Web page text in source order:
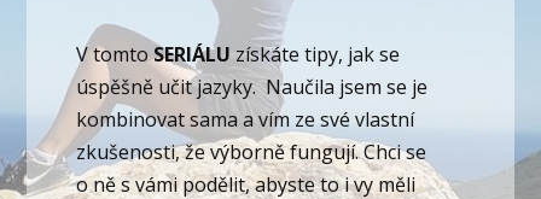
V tomtoSERIÁLU získáte tipy, jak se
úspěšně učit jazyky. Naučila jsem se je
kombinovat sama a vím ze své vlastní
zkušenosti, že výborně fungují. Chci se
o ně s vámi podělit, abyste to i vy měli